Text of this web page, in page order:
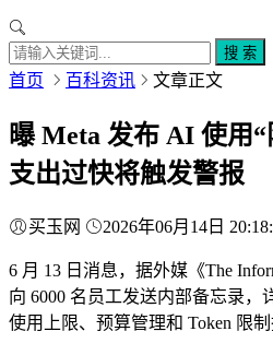
搜 索
首页 百科资讯 文章正文
曝 Meta 发布 AI 使用
支出过快将触发警报
买玉网 2026年06月14日
6 月 13 日消息，据外媒《The
向 6000 名员工发送内部备忘录
使用上限、预算管理和 Token 限制